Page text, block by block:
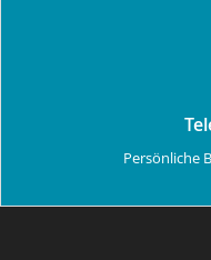
Persönliche